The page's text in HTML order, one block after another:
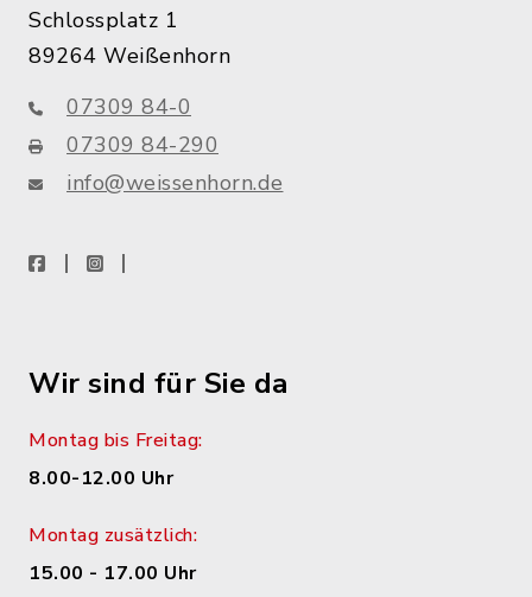
Schlossplatz 1
89264 Weißenhorn
07309 84-0
07309 84-290
info@weissenhorn.de
facebookinstagram
Wir sind für Sie da
Montag bis Freitag:
8.00-12.00 Uhr
Montag zusätzlich:
15.00 - 17.00 Uhr